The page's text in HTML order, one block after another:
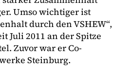
Umso wichtiger ist
durch den VSHEW“,
Juli 2011 an der Spitze
Zuvor war er Co-
Steinburg.